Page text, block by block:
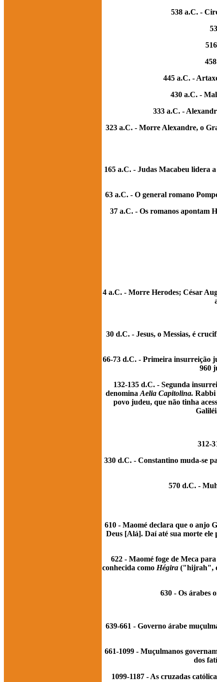
538 a.C. -
445 a.C. -
430 a.C. -
333 a.C. -
323 a.C. - Morre Alexandre, o
165 a.C. - Judas Macabeu lidera
63 a.C. - O general romano
37 a.C. - Os romanos apontam
4 a.C. - Morre Herodes; César
30 d.C. - Jesus, o Messias, é
66-73 d.C. - Primeira insurreição
960
132-135 d.C. - Segunda
denomina Aelia Capitolina. Rabbi
povo judeu, que não tinha
312-
330 d.C. - Constantino muda-se
570 d.C. -
610 - Maomé declara que o anjo
Deus [Alá]. Daí até sua morte
622 - Maomé foge de Meca
conhecida como Hégira("hijrah",
630 - Os árabes
639-661 - Governo árabe
661-1099 - Muçulmanos
dos
1099-1187 - As cruzadas